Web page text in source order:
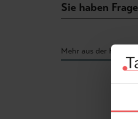
Sie haben
Mehr aus der
Produktgalerie